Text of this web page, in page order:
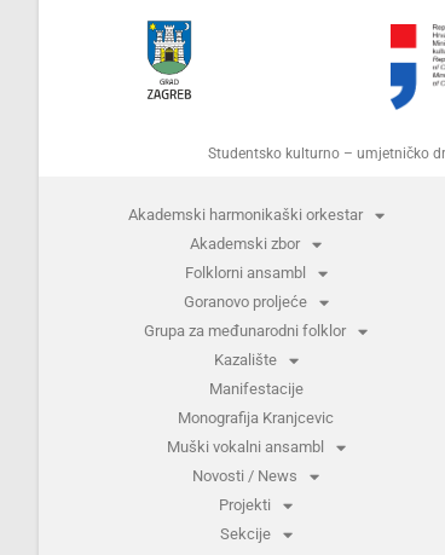
Studentsko kulturno – umjetničko
Akademski harmonikaški orkestar
Akademski zbor
Folklorni ansambl
Goranovo proljeće
Grupa za međunarodni folklor
Kazalište
Manifestacije
Monografija Kranjcevic
Muški vokalni ansambl
Novosti / News
Projekti
Sekcije